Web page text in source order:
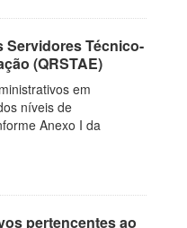
Servidores Técnico-
(QRSTAE)
em
níveis de
Anexo I da
pertencentes ao